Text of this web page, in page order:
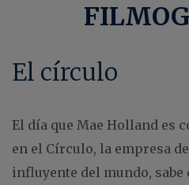
El círculo
El día que Mae Holland es
en el Círculo, la empresa
influyente del mundo, sabe